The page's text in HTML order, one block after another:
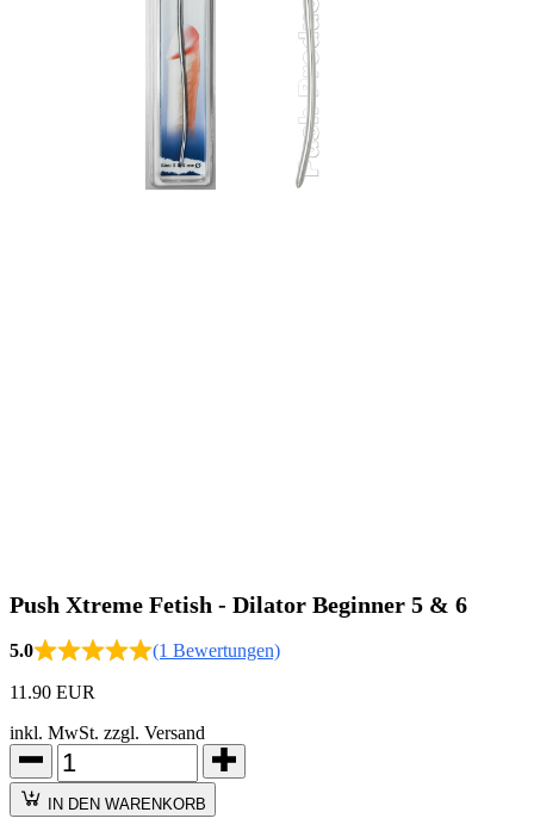
Push Xtreme Fetish - Dilator Beginner 5 & 6
5.0 (1 Bewertungen)
11.90 EUR
inkl. MwSt. zzgl. Versand
IN DEN WARENKORB